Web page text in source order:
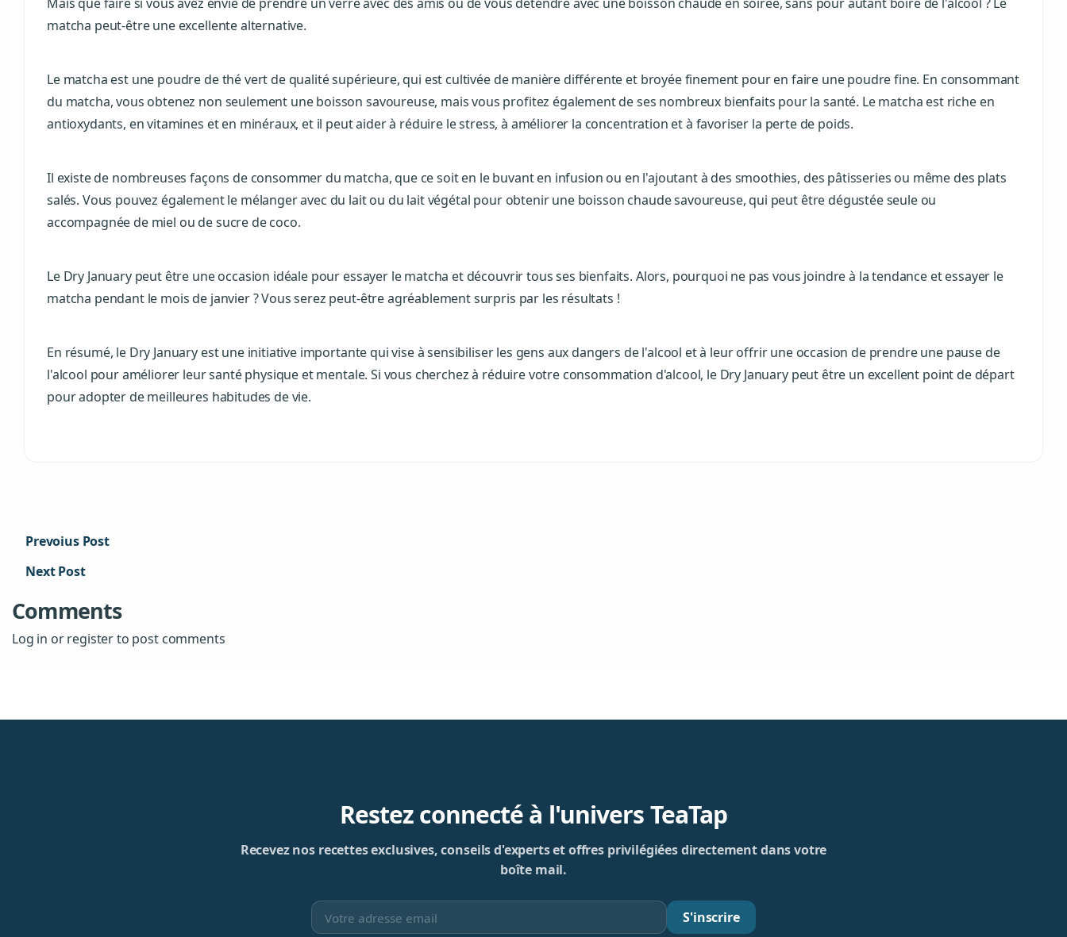
matcha peut-être une excellente alternative.
Le matcha est une poudre de thé vert de qualité supérieure, qui est cultivée de manière différente et broyée finement pour en faire une poudre fine. En consommant
du matcha, vous obtenez non seulement une boisson savoureuse, mais vous profitez également de ses nombreux bienfaits pour la santé. Le matcha est riche en
antioxydants, en vitamines et en minéraux, et il peut aider à réduire le stress, à améliorer la concentration et à favoriser la perte de poids.
Il existe de nombreuses façons de consommer du matcha, que ce soit en le buvant en infusion ou en l'ajoutant à des smoothies, des pâtisseries ou même des plats
salés. Vous pouvez également le mélanger avec du lait ou du lait végétal pour obtenir une boisson chaude savoureuse, qui peut être dégustée seule ou
accompagnée de miel ou de sucre de coco.
Le Dry January peut être une occasion idéale pour essayer le matcha et découvrir tous ses bienfaits. Alors, pourquoi ne pas vous joindre à la tendance et essayer le
matcha pendant le mois de janvier ? Vous serez peut-être agréablement surpris par les résultats !
En résumé, le Dry January est une initiative importante qui vise à sensibiliser les gens aux dangers de l'alcool et à leur offrir une occasion de prendre une pause de
l'alcool pour améliorer leur santé physique et mentale. Si vous cherchez à réduire votre consommation d'alcool, le Dry January peut être un excellent point de départ
pour adopter de meilleures habitudes de vie.
Prevoius Post
Next Post
Comments
Log in or register to post comments
Restez connecté à l'univers TeaTap
Recevez nos recettes exclusives, conseils d'experts et offres privilégiées directement dans votre
boîte mail.
S'inscrire